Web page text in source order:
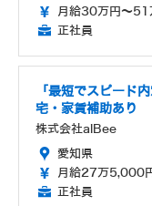
月給30万円～
正社員
「最短でスピード
宅・家賃補助あり
株式会社alBee
愛知県
月給27万5,000
正社員